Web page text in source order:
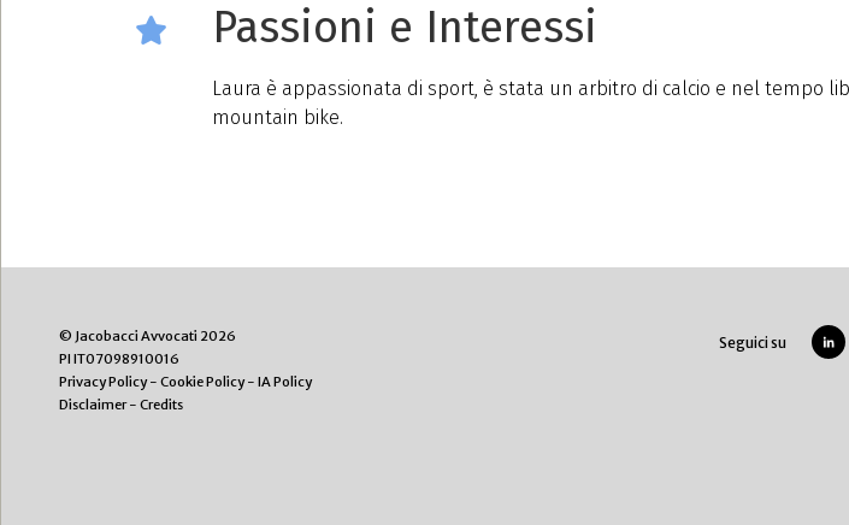
Passioni e Interessi
Laura è appassionata di sport, è stata un arbitro di calcio e nel tempo
mountain bike.
© Jacobacci Avvocati 2026
PI IT07098910016
Privacy Policy- Cookie Policy- IA Policy
Disclaimer- Credits
Seguici su